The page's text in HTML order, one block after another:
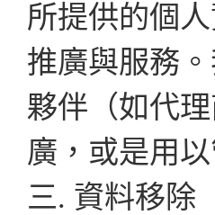
所提供的個
推廣與服務
夥伴（如代
廣，或是用
三. 資料移除